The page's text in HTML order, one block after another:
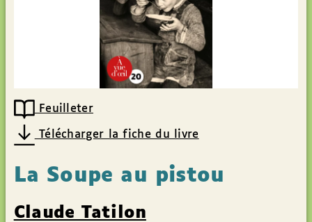
Feuilleter
Télécharger la fiche du livre
La Soupe au pistou
Claude Tatilon